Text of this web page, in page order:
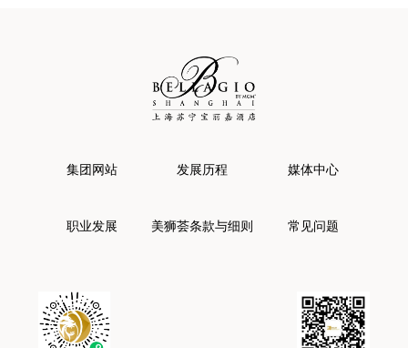
集团网站 发展历程 媒体中心
职业发展 美狮荟条款与细则 常见问题